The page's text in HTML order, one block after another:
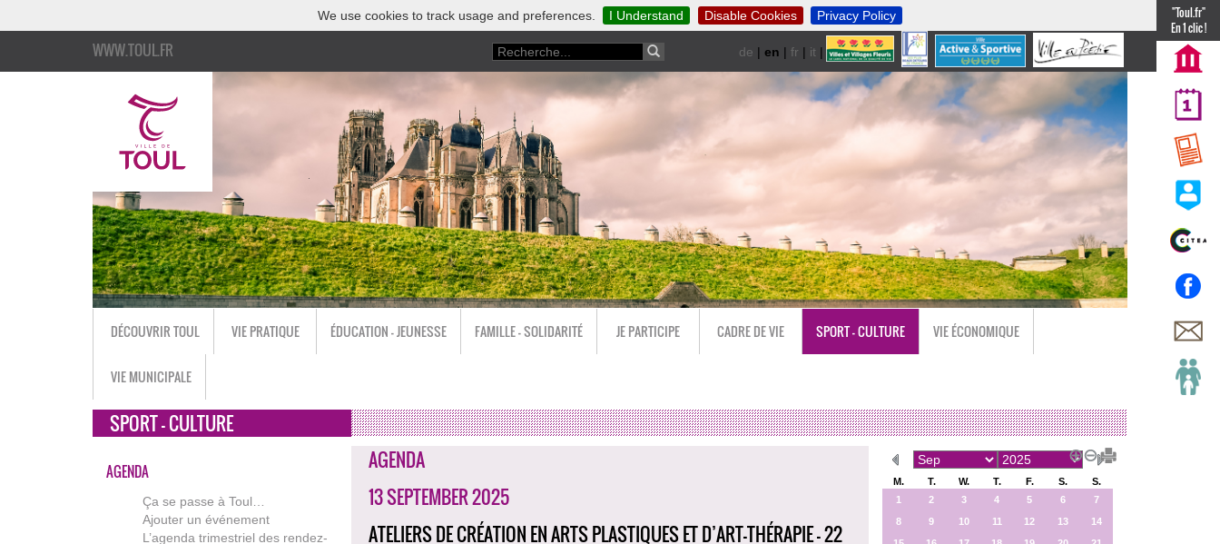
We use cookies to track usage and preferences. I Understand Disable Cookies Privacy Policy
WWW.TOUL.FR de | en | fr | it |nl
"Toul.fr"
En 1 clic !
DÉCOUVRIR TOUL VIE PRATIQUE ÉDUCATION - JEUNESSE FAMILLE - SOLIDARITÉ JE PARTICIPE CADRE DE VIE SPORT - CULTURE VIE ÉCONOMIQUE
VIE MUNICIPALE
SPORT - CULTURE
AGENDA
Ça se passe à Toul…
Ajouter un événement
L’agenda trimestriel des rendez-
AGENDA
13 SEPTEMBER 2025
ATELIERS DE CRÉATION EN ARTS PLASTIQUES ET D’ART-THÉRAPIE - 22
M. T. W. T. F. S.
S.
1
2 3 4 5 6
7
8
9 10 11 12 13
14